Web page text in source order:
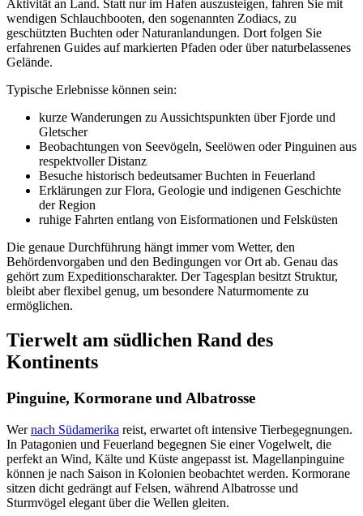
Aktivität an Land. Statt nur im Hafen auszusteigen, fahren Sie mit
wendigen Schlauchbooten, den sogenannten Zodiacs, zu
geschützten Buchten oder Naturanlandungen. Dort folgen Sie
erfahrenen Guides auf markierten Pfaden oder über naturbelassenes
Gelände.
Typische Erlebnisse können sein:
kurze Wanderungen zu Aussichtspunkten über Fjorde und
Gletscher
Beobachtungen von Seevögeln, Seelöwen oder Pinguinen aus
respektvoller Distanz
Besuche historisch bedeutsamer Buchten in Feuerland
Erklärungen zur Flora, Geologie und indigenen Geschichte
der Region
ruhige Fahrten entlang von Eisformationen und Felsküsten
Die genaue Durchführung hängt immer vom Wetter, den
Behördenvorgaben und den Bedingungen vor Ort ab. Genau das
gehört zum Expeditionscharakter. Der Tagesplan besitzt Struktur,
bleibt aber flexibel genug, um besondere Naturmomente zu
ermöglichen.
Tierwelt am südlichen Rand des
Kontinents
Pinguine, Kormorane und Albatrosse
Wernach Südamerika reist, erwartet oft intensive Tierbegegnungen.
In Patagonien und Feuerland begegnen Sie einer Vogelwelt, die
perfekt an Wind, Kälte und Küste angepasst ist. Magellanpinguine
können je nach Saison in Kolonien beobachtet werden. Kormorane
sitzen dicht gedrängt auf Felsen, während Albatrosse und
Sturmvögel elegant über die Wellen gleiten.